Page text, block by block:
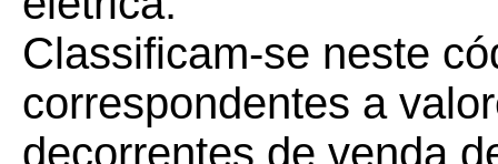
Classificam-se neste
correspondentes a
decorrentes de venda